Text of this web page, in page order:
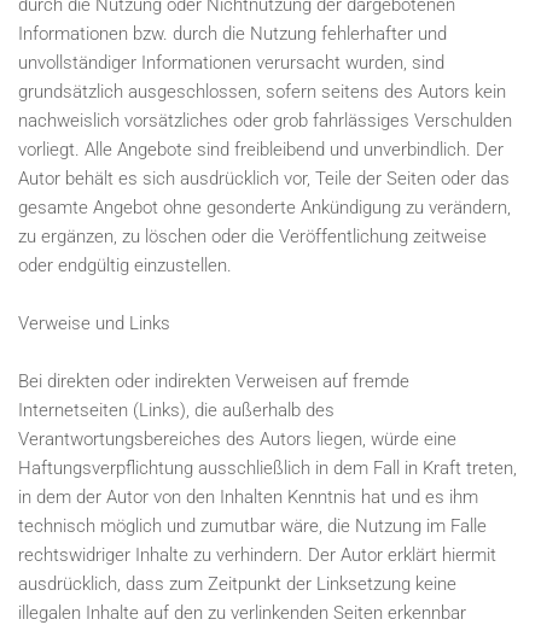
durch die Nutzung oder Nichtnutzung der dargebotenen
Informationen bzw. durch die Nutzung fehlerhafter und
unvollständiger Informationen verursacht wurden, sind
grundsätzlich ausgeschlossen, sofern seitens des Autors kein
nachweislich vorsätzliches oder grob fahrlässiges Verschulden
vorliegt. Alle Angebote sind freibleibend und unverbindlich. Der
Autor behält es sich ausdrücklich vor, Teile der Seiten oder das
gesamte Angebot ohne gesonderte Ankündigung zu verändern,
zu ergänzen, zu löschen oder die Veröffentlichung zeitweise
oder endgültig einzustellen.
Verweise und Links
Bei direkten oder indirekten Verweisen auf fremde
Internetseiten (Links), die außerhalb des
Verantwortungsbereiches des Autors liegen, würde eine
Haftungsverpflichtung ausschließlich in dem Fall in Kraft treten,
in dem der Autor von den Inhalten Kenntnis hat und es ihm
technisch möglich und zumutbar wäre, die Nutzung im Falle
rechtswidriger Inhalte zu verhindern. Der Autor erklärt hiermit
ausdrücklich, dass zum Zeitpunkt der Linksetzung keine
illegalen Inhalte auf den zu verlinkenden Seiten erkennbar